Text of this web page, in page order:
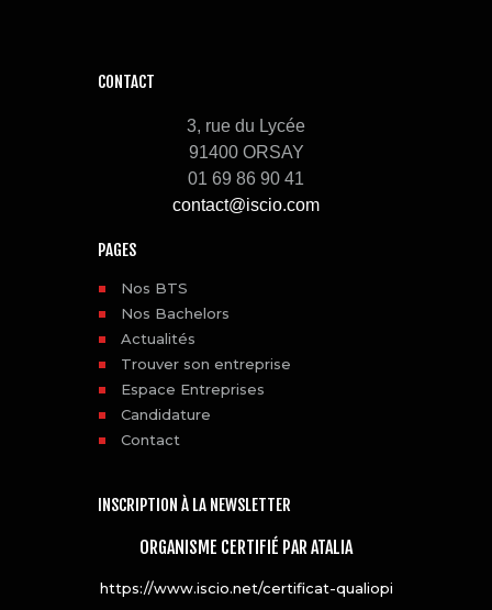
CONTACT
3, rue du Lycée
91400 ORSAY
01 69 86 90 41
contact@iscio.com
PAGES
Nos BTS
Nos Bachelors
Actualités
Trouver son entreprise
Espace Entreprises
Candidature
Contact
INSCRIPTION À LA NEWSLETTER
ORGANISME CERTIFIÉ PAR ATALIA
https://www.iscio.net/certificat-qualiopi